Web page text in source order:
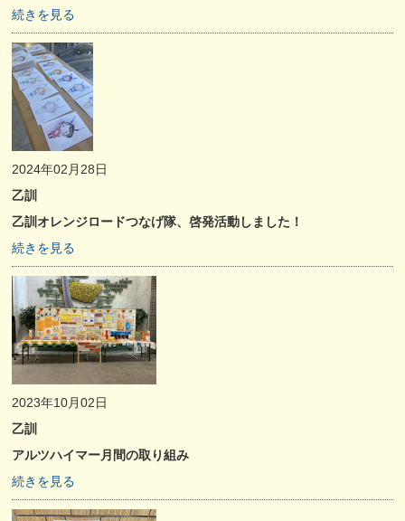
続きを見る
2024年02月28日
乙訓
乙訓オレンジロードつなげ隊、啓発活動しました！
続きを見る
2023年10月02日
乙訓
アルツハイマー月間の取り組み
続きを見る